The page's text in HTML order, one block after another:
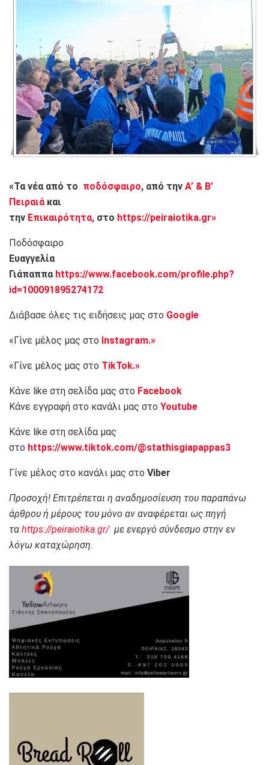
«Τα νέα από το ποδόσφαιρο, από την Α’ & Β’
Πειραιάκαι
την Επικαιρότητα, στο https://peiraiotika.gr»
Ποδόσφαιρο
Ευαγγελία
Γιάπαππα https://www.facebook.com/profile.php?
id=100091895274172
Διάβασε όλες τις ειδήσεις μας στο Google
«Γίνε μέλος μας στο Instagram.»
«Γίνε μέλος μας στο TikTok.»
Κάνε like στη σελίδα μας στο Facebook
Κάνε εγγραφή στο κανάλι μας στο Youtube
Κάνε like στη σελίδα μας
στο https://www.tiktok.com/@stathisgiapappas3
Γίνε μέλος στο κανάλι μας στο Viber
Προσοχή! Επιτρέπεται η αναδημοσίευση του παραπάνω
άρθρου ή μέρους του μόνο αν αναφέρεται ως πηγή
τα https://peiraiotika.gr/με ενεργό σύνδεσμο στην εν
λόγω καταχώρηση.